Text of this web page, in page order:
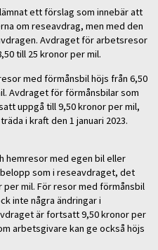
ett förslag som innebär att
om reseavdrag, men med den
Avdraget för arbetsresor
till 25 kronor per mil.
med förmånsbil höjs från 6,50
Avdraget för förmånsbilar som
uppgå till 9,50 kronor per mil,
i kraft den 1 januari 2023.
hemresor med egen bil eller
som i reseavdraget, det
mil. För resor med förmånsbil
inte några ändringar i
är fortsatt 9,50 kronor per
arbetsgivare kan ge också höjs